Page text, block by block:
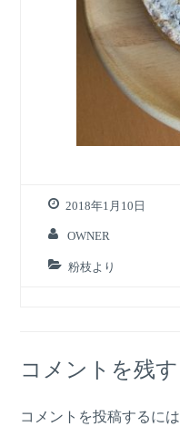
2018年1月10日
OWNER
粉枝より
コメントを残す
コメントを投稿するには